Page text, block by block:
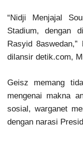
“Nidji Menjajal
Stadium, dengan
Rasyid
dilansir detik.com,
Geisz memang
mengenai makna
sosial, warganet
dengan narasi